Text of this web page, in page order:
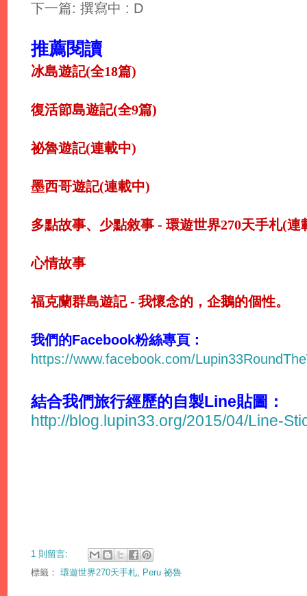
下一篇: 撰寫中 : D
推薦閱讀
冰島遊記(全18篇)
復活節島遊記(全9篇)
祕魯遊記(連載中)
墨西哥遊記(連載中)
多點故事、少點敘事 - 環遊世界270天手札(連
心情故事
福克蘭群島遊記 - 我懷念的，企鵝的個性。
我們的Facebook粉絲專頁：
https://www.facebook.com/
結合我們旅行經歷的自製Line貼圖：
http://blog.lupin33.org/2015/04/Line-
1 則留言:
標籤： 環遊世界270天手札, Peru 祕魯